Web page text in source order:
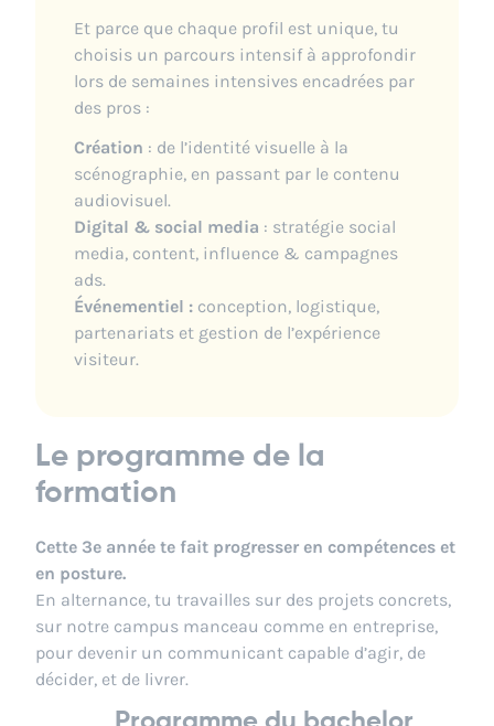
Et parce que chaque profil est unique, tu
choisis un parcours intensif à approfondir
lors de semaines intensives encadrées par
des pros :
Création : de l’identité visuelle à la
scénographie, en passant par le contenu
audiovisuel.
Digital & social media : stratégie social
media, content, influence & campagnes
ads.
Événementiel : conception, logistique,
partenariats et gestion de l’expérience
visiteur.
Le programme de la
formation
Cette 3e année te fait progresser en compétences et
en posture.
En alternance, tu travailles sur des projets concrets,
sur notre campus manceau comme en entreprise,
pour devenir un communicant capable d’agir, de
décider, et de livrer.